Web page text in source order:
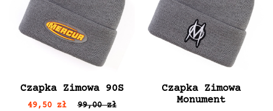
Czapka Zimowa 90S
49,50 zł 99,00 zł
Czapka Zimowa
Monument